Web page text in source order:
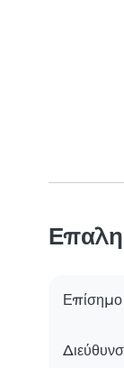
Επίσημο